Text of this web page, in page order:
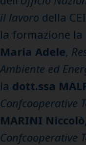
il lavoro della
la formazione la
Maria Adele,
Ambiente ed
la dott.ssa
Confcooperative
MARINI Niccolò,
Confcooperative